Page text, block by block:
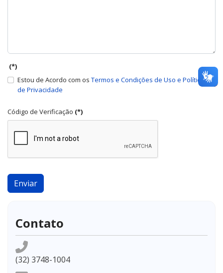
(*)
Estou de Acordo com os Termos e Condições de Uso e Política
de Privacidade
Código de Verificação (*)
Enviar
Contato
(32) 3748-1004